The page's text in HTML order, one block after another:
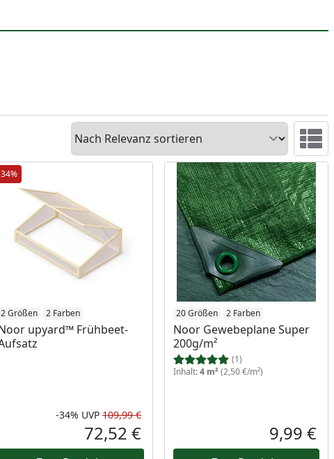
Sortieren
Preis
2 Größen 2 Farben
upyard™ Frühbeet-
Rabatt in Prozent
-34%
Ursprünglicher Preis
UVP 109,99 €
Aktueller Preis
72,52 €
20 Größen 2 Farben
Noor Gewebeplane Super
200g/m²
(1)
Inhalt:4 m² (2,50 €/m²)
9,99 €